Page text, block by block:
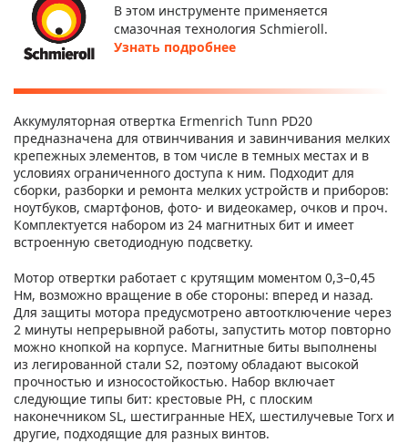
В этом инструменте применяется
смазочная технология Schmieroll.
Узнать подробнее
Аккумуляторная отвертка Ermenrich Tunn PD20
предназначена для отвинчивания и завинчивания мелких
крепежных элементов, в том числе в темных местах и в
условиях ограниченного доступа к ним. Подходит для
сборки, разборки и ремонта мелких устройств и приборов:
ноутбуков, смартфонов, фото- и видеокамер, очков и проч.
Комплектуется набором из 24 магнитных бит и имеет
встроенную светодиодную подсветку.
Мотор отвертки работает с крутящим моментом 0,3–0,45
Нм, возможно вращение в обе стороны: вперед и назад.
Для защиты мотора предусмотрено автоотключение через
2 минуты непрерывной работы, запустить мотор повторно
можно кнопкой на корпусе. Магнитные биты выполнены
из легированной стали S2, поэтому обладают высокой
прочностью и износостойкостью. Набор включает
следующие типы бит: крестовые PH, с плоским
наконечником SL, шестигранные HEX, шестилучевые Torx и
другие, подходящие для разных винтов.